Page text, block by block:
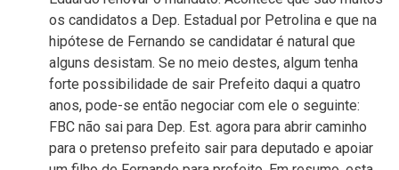
os candidatos a Dep. Estadual por Petrolina e que na
hipótese de Fernando se candidatar é natural que
alguns desistam. Se no meio destes, algum tenha
forte possibilidade de sair Prefeito daqui a quatro
anos, pode-se então negociar com ele o seguinte:
FBC não sai para Dep. Est. agora para abrir caminho
para o pretenso prefeito sair para deputado e apoiar